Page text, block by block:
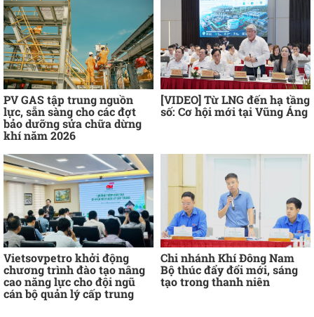
PV GAS tập trung nguồn
lực, sẵn sàng cho các đợt
bảo dưỡng sửa chữa dừng
khí năm 2026
[VIDEO] Từ LNG đến hạ tầng
số: Cơ hội mới tại Vũng Áng
Vietsovpetro khởi động
chương trình đào tạo nâng
cao năng lực cho đội ngũ
cán bộ quản lý cấp trung
Chi nhánh Khí Đông Nam
Bộ thúc đẩy đổi mới, sáng
tạo trong thanh niên